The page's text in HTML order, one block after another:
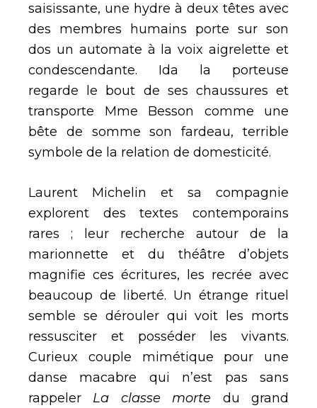
saisissante, une hydre à deux têtes avec
des membres humains porte sur son
dos un automate à la voix aigrelette et
condescendante. Ida la porteuse
regarde le bout de ses chaussures et
transporte Mme Besson comme une
bête de somme son fardeau, terrible
symbole de la relation de domesticité.
Laurent Michelin et sa compagnie
explorent des textes contemporains
rares ; leur recherche autour de la
marionnette et du théâtre d’objets
magnifie ces écritures, les recrée avec
beaucoup de liberté. Un étrange rituel
semble se dérouler qui voit les morts
ressusciter et posséder les vivants.
Curieux couple mimétique pour une
danse macabre qui n’est pas sans
rappeler La classe morte du grand